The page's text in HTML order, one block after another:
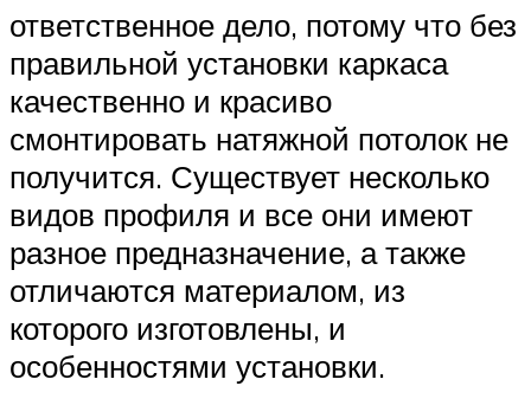
ответственное дело, потому что без
правильной установки каркаса
качественно и красиво
смонтировать натяжной потолок не
получится. Существует несколько
видов профиля и все они имеют
разное предназначение, а также
отличаются материалом, из
которого изготовлены, и
особенностями установки.